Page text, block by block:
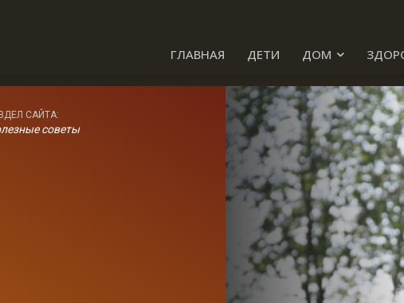
ГЛАВНАЯ ДЕТИ ДОМ
САЙТА:
советы